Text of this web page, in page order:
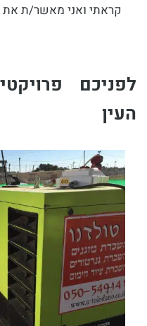
קראתי ואני מאשר/ת את
לפניכם
העין